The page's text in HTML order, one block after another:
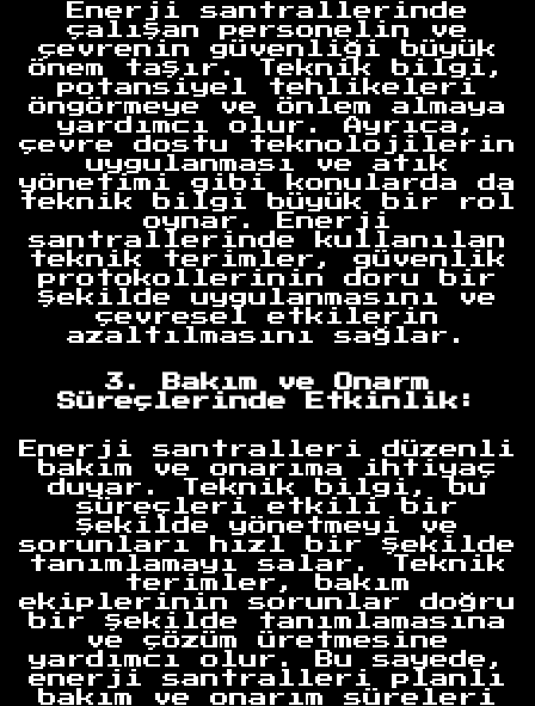
Enerji santrallerinde
çalışan personelin ve
çevrenin güvenliği büyük
önem taşır. Teknik bilgi,
potansiyel tehlikeleri
öngörmeye ve önlem almaya
yardımcı olur. Ayrıca,
çevre dostu teknolojilerin
uygulanması ve atık
yönetimi gibi konularda da
teknik bilgi büyük bir rol
oynar. Enerji
santrallerinde kullanılan
teknik terimler, güvenlik
protokollerinin doru bir
şekilde uygulanmasını ve
çevresel etkilerin
azaltılmasını sağlar.
3. Bakım ve Onarm
Süreçlerinde Etkinlik:
Enerji santralleri düzenli
bakım ve onarıma ihtiyaç
duyar. Teknik bilgi, bu
süreçleri etkili bir
şekilde yönetmeyi ve
sorunları hızl bir şekilde
tanımlamayı salar. Teknik
terimler, bakım
ekiplerinin sorunlar doğru
bir şekilde tanımlamasına
ve çözüm üretmesine
yardımcı olur. Bu sayede,
enerji santralleri planlı
bakım ve onarım süreleri